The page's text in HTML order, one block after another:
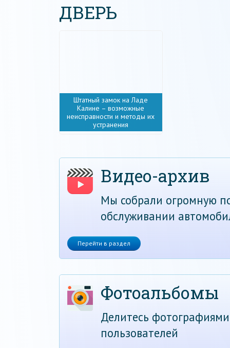
ДВЕРЬ
Штатный замок на Ладе
Калине – возможные
неисправности и методы их
устранения
Видео-архив
Мы собрали огромную
обслуживании
Перейти в раздел
Фотоальбомы
Делитесь
пользователей